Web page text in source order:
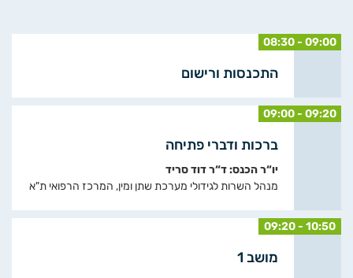
08:30 - 09:00
התכנסות ורישום
09:00 - 09:20
ברכות ודברי פתיחה
יו“ר הכנס: ד“ר דוד סריד
מנהל השרות לגידולי מערכת שתן ומין, המרכז הרפואי ת"א
09:20 - 10:50
מושב 1